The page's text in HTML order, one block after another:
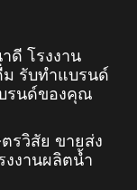
ดี โรงงาน
รับทำแบรนด์
รนด์ของคุณ
รวิสัย ขายส่ง
งานผลิตน้ำ